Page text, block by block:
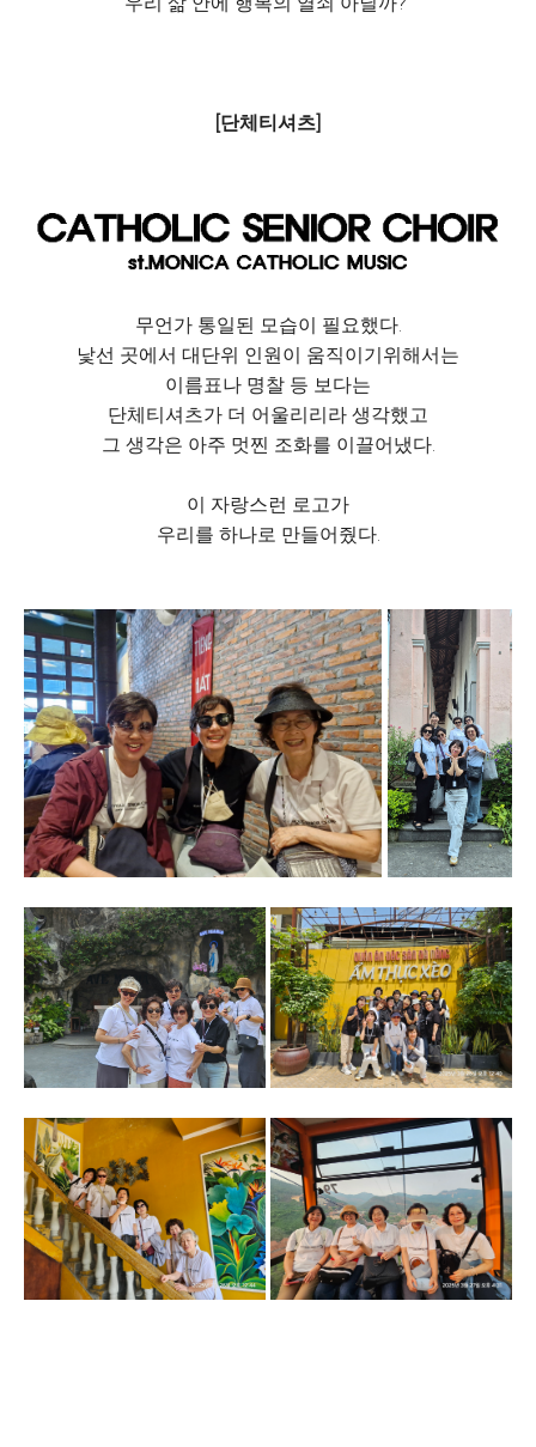
[단체티셔츠]
무언가 통일된 모습이 필요했다.
낯선 곳에서 대단위 인원이 움직이기위해서는
이름표나 명찰 등 보다는
단체티셔츠가 더 어울리리라 생각했고
그 생각은 아주 멋찐 조화를 이끌어냈다.
이 자랑스런 로고가
우리를 하나로 만들어줬다.